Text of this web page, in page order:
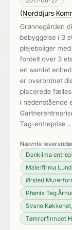
(Norddjurs
Grønnegården
bebyggelse i 3
plejeboliger
fordelt over 3
en samlet
er overordnet
placerede
i nedenstående
Tag-entreprise
Nævnte
Danklima
Malerfirma
Ørsted
Phønix Tag
Svane
Tømrerfirmaet